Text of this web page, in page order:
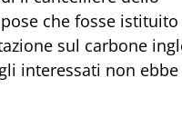
che fosse istituito
sul carbone
interessati non ebbe